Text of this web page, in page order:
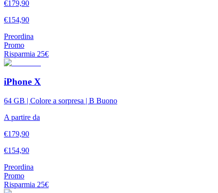
€179,90
€154,90
Preordina
Promo
Risparmia 25€
iPhone X
64 GB | Colore a sorpresa | B Buono
A partire da
€179,90
€154,90
Preordina
Promo
Risparmia 25€